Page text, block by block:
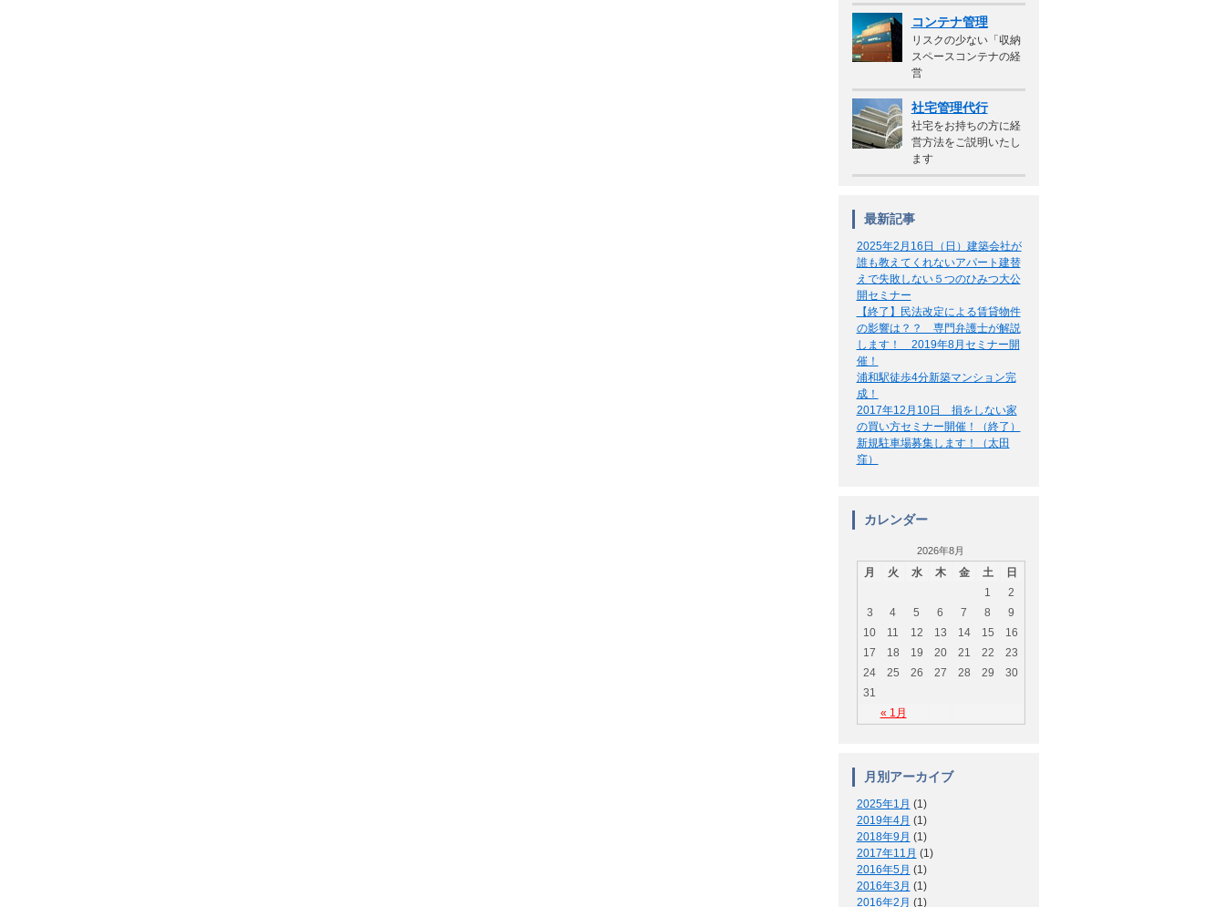
コンテナ管理
リスクの少ない「収納
スペースコンテナの経
営
社宅管理代行
社宅をお持ちの方に経
営方法をご説明いたし
ます
最新記事
2025年2月16日（日）建築会社が
誰も教えてくれないアパート建替
えで失敗しない５つのひみつ大公
開セミナー
【終了】民法改定による賃貸物件
の影響は？？ 専門弁護士が解説
します！ 2019年8月セミナー開
催！
浦和駅徒歩4分新築マンション完
成！
2017年12月10日 損をしない家
の買い方セミナー開催！（終了）
新規駐車場募集します！（太田
窪）
カレンダー
2026年8月
月 火 水 木 金 土 日
« 1月
1
2
3
4 5 6 7 8
9
10
11 12 13 14 15
16
17
18 19 20 21 22
23
24
25 26 27 28 29
30
31
月別アーカイブ
2025年1月 (1)
2019年4月 (1)
2018年9月 (1)
2017年11月 (1)
2016年5月 (1)
2016年3月 (1)
2016年2月 (1)